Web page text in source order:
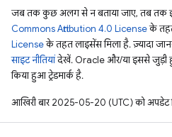
जब तक कुछ अलग से न बताया जाए, तब तक
Commons Attribution 4.0 Licenseके
Licenseके तहत लाइसेंस मिला है. ज़्यादा
साइट नीतियांदेखें. Oracle और/या इससे जुड़ी
किया हुआ ट्रेडमार्क है.
आखिरी बार 2025-05-20 (UTC) को अपडेट